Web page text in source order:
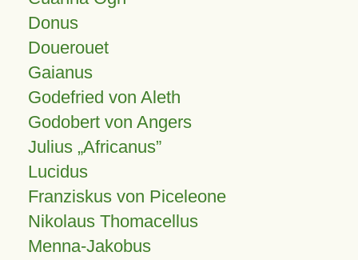
Donus
Douerouet
Gaianus
Godefried von Aleth
Godobert von Angers
Julius Africanus
Lucidus
Franziskus von Piceleone
Nikolaus Thomacellus
Menna-Jakobus